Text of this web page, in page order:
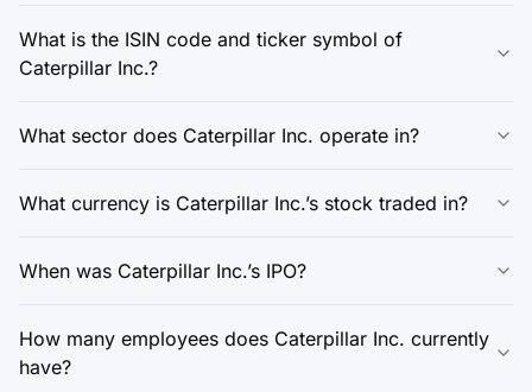
What is the ISIN code and ticker symbol of
Caterpillar Inc.?
What sector does Caterpillar Inc. operate in?
What currency is Caterpillar Inc.’s stock traded in?
When was Caterpillar Inc.’s IPO?
How many employees does Caterpillar Inc. currently
have?